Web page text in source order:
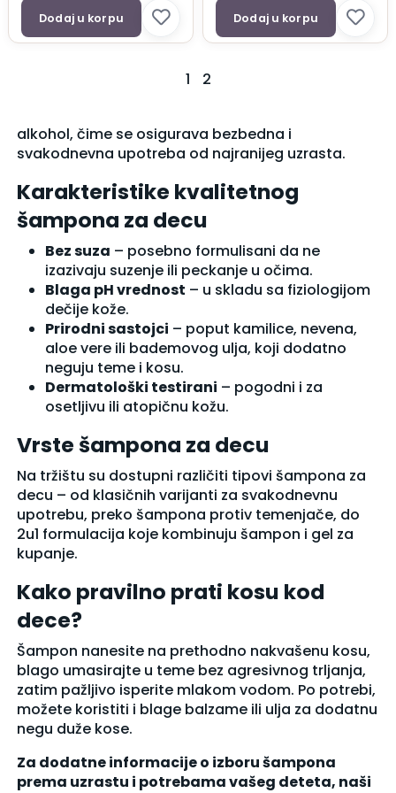
Dodaj u korpu Dodaj u korpu
1 2
alkohol, čime se osigurava bezbedna i
svakodnevna upotreba od najranijeg uzrasta.
Karakteristike kvalitetnog
šampona za decu
Bez suza – posebno formulisani da ne
izazivaju suzenje ili peckanje u očima.
Blaga pH vrednost – u skladu sa fiziologijom
dečije kože.
Prirodni sastojci – poput kamilice, nevena,
aloe vere ili bademovog ulja, koji dodatno
neguju teme i kosu.
Dermatološki testirani – pogodni i za
osetljivu ili atopičnu kožu.
Vrste šampona za decu
Na tržištu su dostupni različiti tipovi šampona za
decu – od klasičnih varijanti za svakodnevnu
upotrebu, preko šampona protiv temenjače, do
2u1 formulacija koje kombinuju šampon i gel za
kupanje.
Kako pravilno prati kosu kod
dece?
Šampon nanesite na prethodno nakvašenu kosu,
blago umasirajte u teme bez agresivnog trljanja,
zatim pažljivo isperite mlakom vodom. Po potrebi,
možete koristiti i blage balzame ili ulja za dodatnu
negu duže kose.
Za dodatne informacije o izboru šampona
prema uzrastu i potrebama vašeg deteta, naši